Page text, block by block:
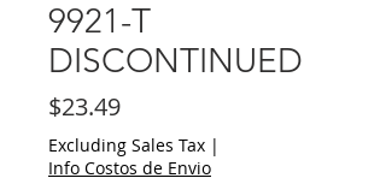
9921-T
DISCONTINUED
$23.49Price
Excluding Sales Tax |
Info Costos de Envio